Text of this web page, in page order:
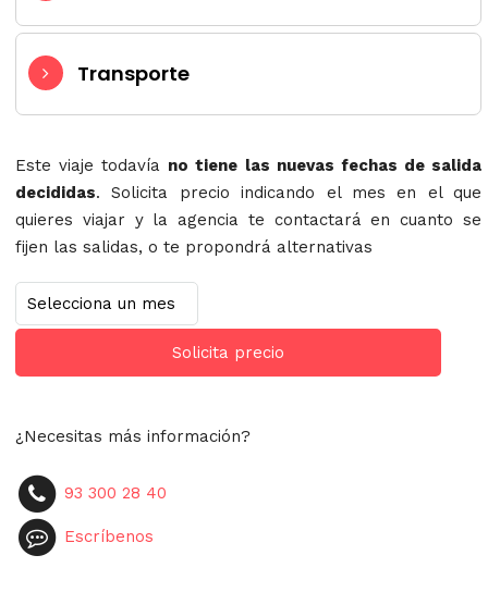
Transporte
Este viaje todavía no tiene las nuevas fechas de salida
decididas. Solicita precio indicando el mes en el que
quieres viajar y la agencia te contactará en cuanto se
fijen las salidas, o te propondrá alternativas
Solicita precio
¿Necesitas más información?
93 300 28 40
Escríbenos